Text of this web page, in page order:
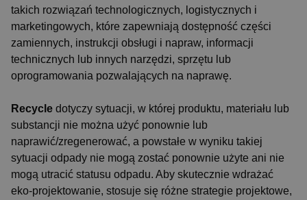
takich rozwiązań technologicznych, logistycznych i
marketingowych, które zapewniają dostępność części
zamiennych, instrukcji obsługi i napraw, informacji
technicznych lub innych narzędzi, sprzętu lub
oprogramowania pozwalających na naprawę.
Recycle dotyczy sytuacji, w której produktu, materiału lub
substancji nie można użyć ponownie lub
naprawić/zregenerować, a powstałe w wyniku takiej
sytuacji odpady nie mogą zostać ponownie użyte ani nie
mogą utracić statusu odpadu. Aby skutecznie wdrażać
eko-projektowanie, stosuje się różne strategie projektowe,